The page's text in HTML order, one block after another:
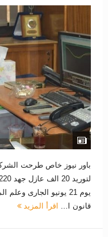
قانون ا... اقرأ المزيد